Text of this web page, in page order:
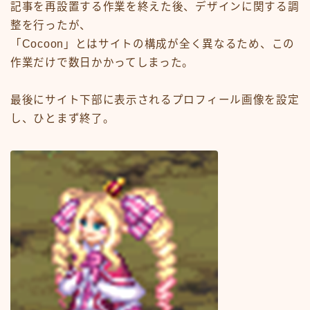
記事を再設置する作業を終えた後、デザインに関する調
整を行ったが、
「Cocoon」とはサイトの構成が全く異なるため、この
作業だけで数日かかってしまった。
最後にサイト下部に表示されるプロフィール画像を設定
し、ひとまず終了。